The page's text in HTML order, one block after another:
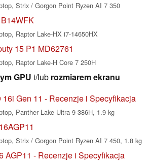
Strix / Gorgon Point Ryzen AI 7 350
Raptor Lake-HX i7-14650HX
15 P1 MD62761
Raptor Lake-H Core 7 250H
GPU i/lub rozmiarem ekranu
16i Gen 11 - Recenzje i Specyfikacja
Panther Lake Ultra 9 386H, 1.9 kg
Strix / Gorgon Point Ryzen AI 7 450, 1.8 kg
AGP11 - Recenzje i Specyfikacja